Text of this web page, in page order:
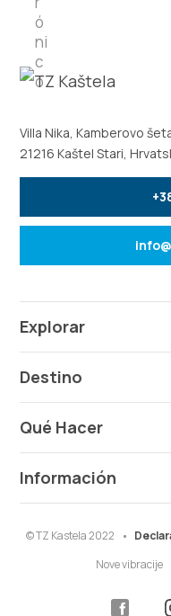
Villa Nika, Kamberovo
21216 Kaštel Stari,
Explorar
Destino
Qué Hacer
Información
© TZ Kastela 2022
Nove vibracije